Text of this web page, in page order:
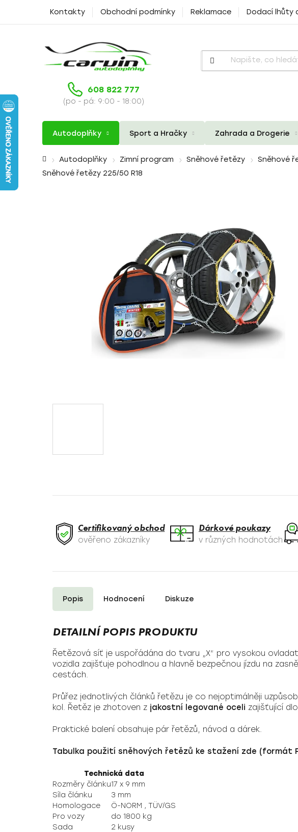
Kontakty Obchodní podmínky Reklamace Dodací lhůty
608 822 777
(po - pá: 9:00 - 18:00)
Autodoplňky Sport a Hračky Zahrada a Drogerie
Domů Autodoplňky Zimní program Sněhové řetězy Sněhové
Sněhové řetězy 225/50 R18
Certifikovaný obchod
ověřeno zákazníky
Dárkové poukazy
v různých hodnotách
Popis Hodnocení Diskuze
Řetězová síť je uspořádána do tvaru „X“ pro vysokou
vozidla zajišťuje pohodlnou a hlavně bezpečnou jízdu na
cestách.
Průřez jednotlivých článků řetězu je co nejoptimálněji
kol. Řetěz je zhotoven z jakostní legované oceli zajišťující
Praktické balení obsahuje pár řetězů, návod a dárek.
Tabulka použití sněhových řetězů ke stažení zde (formát
Technická data
Rozměry článku17 x 9 mm
Síla článku
3 mm
Homologace
Ö-NORM , TÜV/GS
Pro vozy
do 1800 kg
Sada
2 kusy